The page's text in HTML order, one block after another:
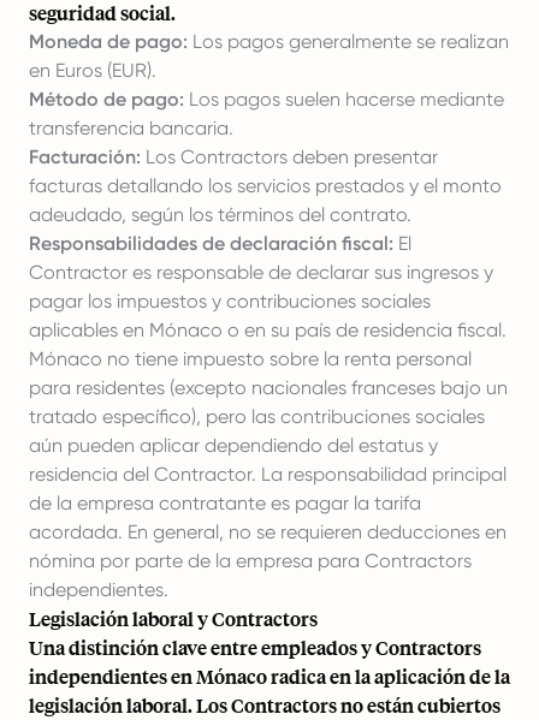
seguridad social.
Moneda de pago: Los pagos generalmente se realizan
en Euros (EUR).
Método de pago: Los pagos suelen hacerse mediante
transferencia bancaria.
Facturación: Los Contractors deben presentar
facturas detallando los servicios prestados y el monto
adeudado, según los términos del contrato.
Responsabilidades de declaración fiscal: El
Contractor es responsable de declarar sus ingresos y
pagar los impuestos y contribuciones sociales
aplicables en Mónaco o en su país de residencia fiscal.
Mónaco no tiene impuesto sobre la renta personal
para residentes (excepto nacionales franceses bajo un
tratado específico), pero las contribuciones sociales
aún pueden aplicar dependiendo del estatus y
residencia del Contractor. La responsabilidad principal
de la empresa contratante es pagar la tarifa
acordada. En general, no se requieren deducciones en
nómina por parte de la empresa para Contractors
independientes.
Legislación laboral y Contractors
Una distinción clave entre empleados y Contractors
independientes en Mónaco radica en la aplicación de la
legislación laboral. Los Contractors no están cubiertos